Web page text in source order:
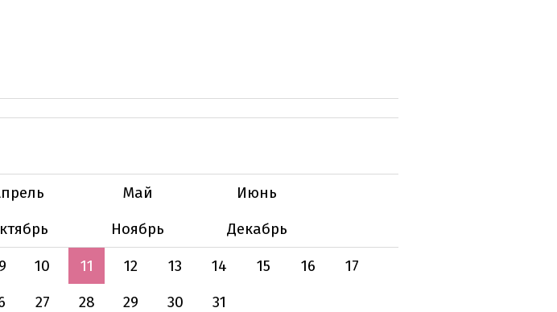
Май
Июнь
Ноябрь
Декабрь
10 11 12 13 14 15 16
17
27 28 29 30 31